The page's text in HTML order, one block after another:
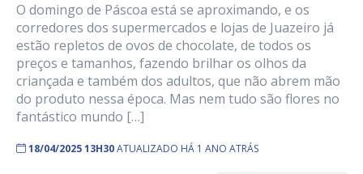
O domingo de Páscoa está se aproximando, e os
corredores dos supermercados e lojas de Juazeiro já
estão repletos de ovos de chocolate, de todos os
preços e tamanhos, fazendo brilhar os olhos da
criançada e também dos adultos, que não abrem mão
do produto nessa época. Mas nem tudo são flores no
fantástico mundo […]
18/04/2025 13H30ATUALIZADO HÁ 1 ANO ATRÁS